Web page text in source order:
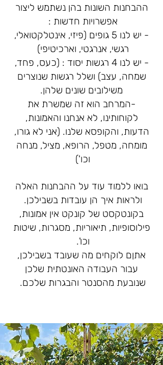
ההבחנות השונות בהן נשתמש ליצור
אפשרויות חדשות :
- יש לנו 5 גופים (פיזי, אינטלקטואלי,
רגשי, אנרגטי, וארכיטיפי)
- יש לנו 4 רגשות יסוד : (כעס, פחד,
שמחה, עצב) ושלל רגשות שנוצרים
משילובים שונים שלהן.
-המרחב הוא זה שמשרת את
לקוחותינו, לא אנחנו והאמונות,
הדעות, והקופסא שלנו. (אני לא גורו,
מומחה, מטפל, הרופא, מציל, מנחה
וכו')
בואו ללמוד עוד על ההבחנות האלה
ולראות איך הן עובדות בשבילכן.
בקונטקסט של קונקט אין אמונות,
פילוסופיות, תיאוריות, מסגרות, שיטות
וכו'.
אתןם לוקחים מה שעובד בשבילכן,
עבור העבודה האונטתית שלכן
שנובעת מהסנטר והבגרות שלכם.